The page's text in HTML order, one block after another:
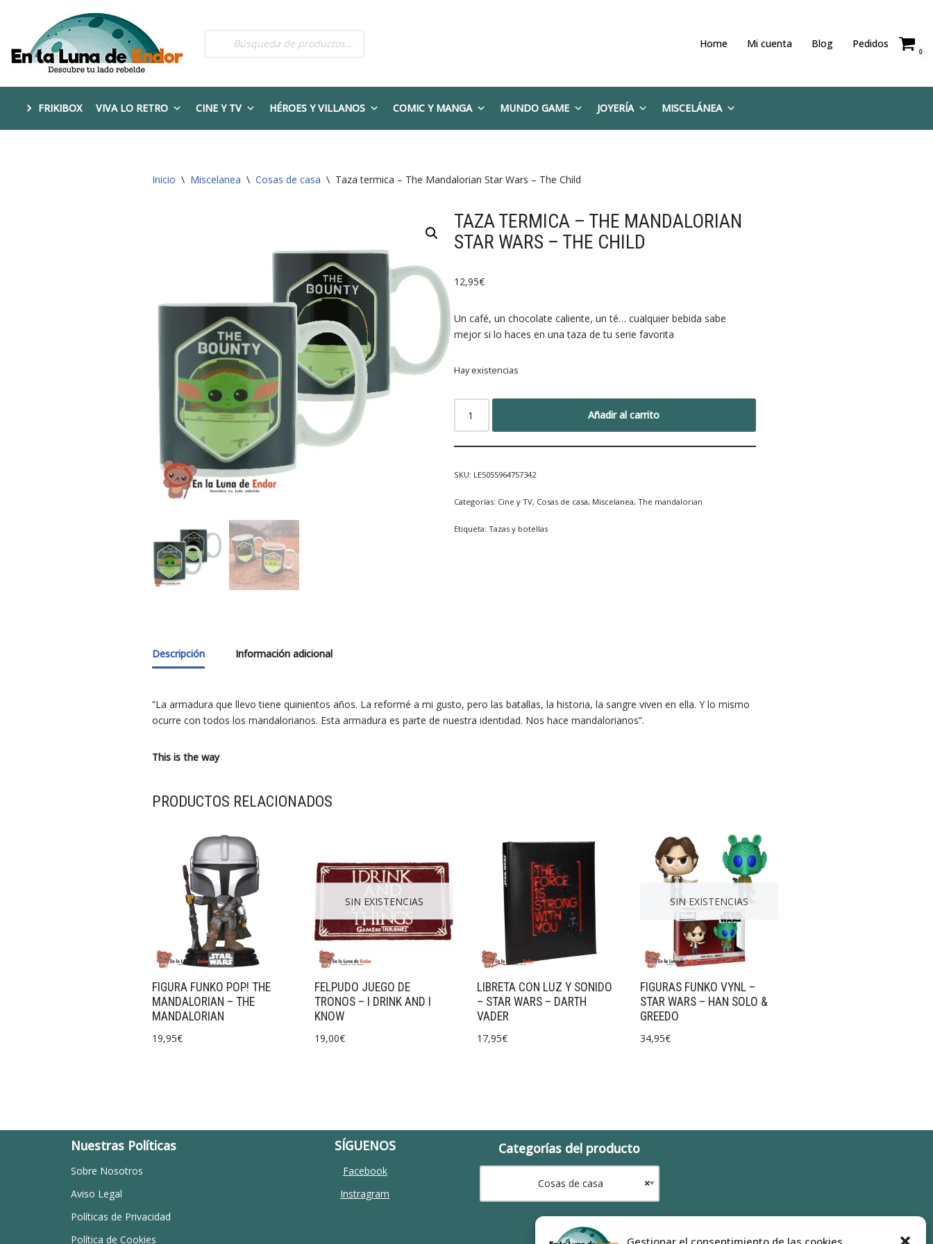
...Gestionar el consentimiento de las cookies
al
contenido
Home Mi cuenta Blog Pedidos
0
FRIKIBOX VIVA LO RETRO CINE Y TV HÉROES Y VILLANOS COMIC Y MANGA MUNDO GAME JOYERÍA MISCELÁNEA
Inicio \ Miscelanea \ Cosas de casa \ Taza termica – The Mandalorian Star Wars – The Child
TAZA TERMICA – THE MANDALORIAN
STAR WARS – THE CHILD
12,95€
Un café, un chocolate caliente, un té… cualquier bebida sabe
mejor si lo haces en una taza de tu serie favorita
Hay existencias
Añadir al carrito
SKU: LE5055964757342
Categorías: Cine y TV, Cosas de casa, Miscelanea, The mandalorian
Etiqueta: Tazas y botellas
Descripción Información adicional
”La armadura que llevo tiene quinientos años. La reformé a mi gusto, pero las batallas, la historia, la sangre viven en ella. Y lo mismo
ocurre con todos los mandalorianos. Esta armadura es parte de nuestra identidad. Nos hace mandalorianos”.
This is the way
PRODUCTOS RELACIONADOS
FIGURA FUNKO POP! THE
MANDALORIAN – THE
MANDALORIAN
19,95€
SIN EXISTENCIAS
FELPUDO JUEGO DE
TRONOS – I DRINK AND I
KNOW
19,00€
LIBRETA CON LUZ Y SONIDO
– STAR WARS – DARTH
VADER
17,95€
SIN EXISTENCIAS
FIGURAS FUNKO VYNL –
STAR WARS – HAN SOLO &
GREEDO
34,95€
Nuestras Políticas
Sobre Nosotros
Aviso Legal
Políticas de Privacidad
Política de Cookies
SÍGUENOS
Facebook
Instragram
Categorías del producto
×
Cosas de casa
Búscalo